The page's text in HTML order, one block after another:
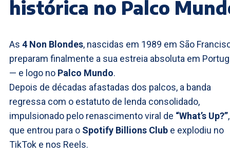
histórica no Palco
As 4 Non Blondes, nascidas em 1989 em São
preparam finalmente a sua estreia absoluta em
— e logo no Palco Mundo.
Depois de décadas afastadas dos palcos, a banda
regressa com o estatuto de lenda consolidado,
impulsionado pelo renascimento viral de “What’s Up?”,
que entrou para o Spotify Billions Club e explodiu no
TikTok e nos Reels.